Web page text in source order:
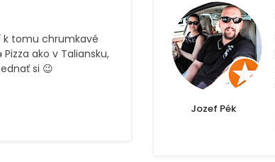
k tomu chrumkavé
ako v Taliansku,
si 😉
Jozef Pék